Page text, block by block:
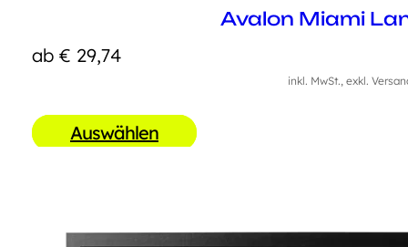
Avalon Miami
ab € 29,74
inkl. MwSt., exkl.
Auswählen